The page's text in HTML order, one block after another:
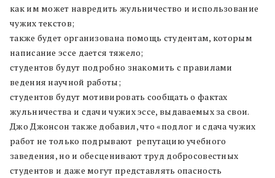
как им может навредить жульничество и использование
чужих текстов;
также будет организована помощь студентам, которым
написание эссе дается тяжело;
студентов будут подробно знакомить с правилами
ведения научной работы;
студентов будут мотивировать сообщать о фактах
жульничества и сдачи чужих эссе, выдаваемых за свои.
Джо Джонсон также добавил, что «подлог и сдача чужих
работ не только подрывают репутацию учебного
заведения, но и обесценивают труд добросовестных
студентов и даже могут представлять опасность